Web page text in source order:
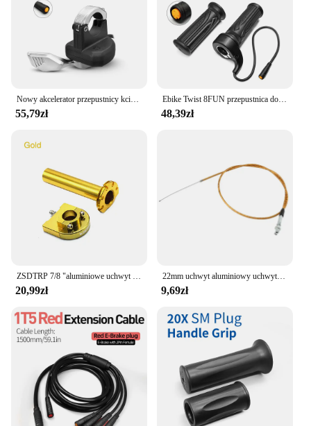
improve your throttle control for sale or simply
want to upgrade your ride, the throtle vlcd5 is an
excellent choice.
Nowy akcelerator przepustnicy kciuka z wodoodpornym złączem żeńskim 3PIN do Ebike kompatybilny z zestawami silnikiem BAFANG
55,79zł
Ebike Twist 8FUN przepustnica do BAFANG BBS01 BBS02 BBSHD silnik typu middrive z 3pin żeńskie wodoodporne złącze Ebike pełny skręt
48,39zł
ZSDTRP 7/8 "aluminiowe uchwyt na manetkę gazu szybkie działanie osiadłe gazu przepustnicy z kablem do pitbike brudu 50 cm3 110 cm3 125 cm3
20,99zł
22mm uchwyt aluminiowy uchwyt na manetkę gazu uchwyty do kierownicy 1/4 szybkoobrotowe osiadanie gazu przepustnicy z przewód przepustnicy do pitbike brudu
9,69zł